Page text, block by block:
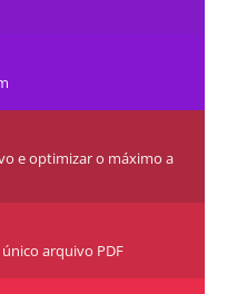
e optimizar o máximo a
arquivo PDF